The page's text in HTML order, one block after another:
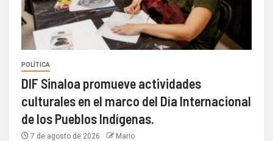
POLÍTICA
DIF Sinaloa promueve actividades
culturales en el marco del Día Internacional
de los Pueblos Indígenas.
7 de agosto de 2026 Mario